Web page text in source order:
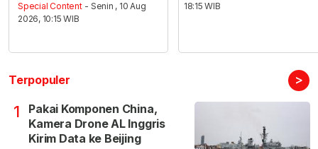
Special Content - Senin , 10 Aug
2026, 10:15 WIB
18:15 WIB
Terpopuler >
1
Pakai Komponen China,
Kamera Drone AL Inggris
Kirim Data ke Beijing